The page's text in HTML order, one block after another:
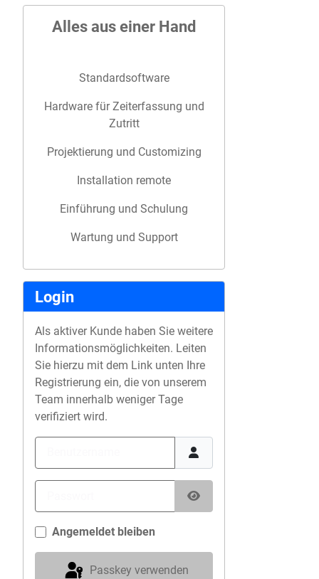
Alles aus einer Hand
Standardsoftware
Hardware für Zeiterfassung und
Zutritt
Projektierung und Customizing
Installation remote
Einführung und Schulung
Wartung und Support
Login
Als aktiver Kunde haben Sie weitere
Informationsmöglichkeiten. Leiten
Sie hierzu mit dem Link unten Ihre
Registrierung ein, die von unserem
Team innerhalb weniger Tage
verifiziert wird.
Benutzername
Passwort
Passwort anzeigen
Angemeldet bleiben
Passkey verwenden